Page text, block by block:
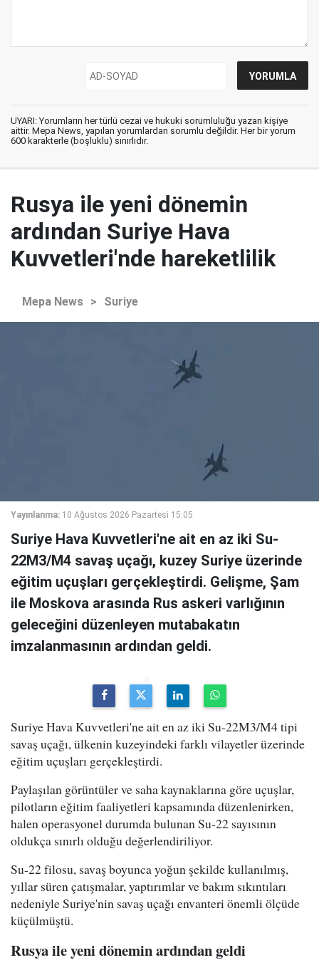
UYARI: Yorumların her türlü cezai ve hukuki sorumluluğu yazan kişiye
aittir. Mepa News, yapılan yorumlardan sorumlu değildir. Her bir yorum
600 karakterle (boşluklu) sınırlıdır.
Rusya ile yeni dönemin
ardından Suriye Hava
Kuvvetleri'nde hareketlilik
Mepa News > Suriye
Yayınlanma: 10 Ağustos 2026 Pazartesi 15:05
Suriye Hava Kuvvetleri'ne ait en az iki Su-
22M3/M4 savaş uçağı, kuzey Suriye üzerinde
eğitim uçuşları gerçekleştirdi. Gelişme, Şam
ile Moskova arasında Rus askeri varlığının
geleceğini düzenleyen mutabakatın
imzalanmasının ardından geldi.
Suriye Hava Kuvvetleri'ne ait en az iki Su-22M3/M4 tipi
savaş uçağı, ülkenin kuzeyindeki farklı vilayetler üzerinde
eğitim uçuşları gerçekleştirdi.
Paylaşılan görüntüler ve saha kaynaklarına göre uçuşlar,
pilotların eğitim faaliyetleri kapsamında düzenlenirken,
halen operasyonel durumda bulunan Su-22 sayısının
oldukça sınırlı olduğu değerlendiriliyor.
Su-22 filosu, savaş boyunca yoğun şekilde kullanılmış,
yıllar süren çatışmalar, yaptırımlar ve bakım sıkıntıları
nedeniyle Suriye'nin savaş uçağı envanteri önemli ölçüde
küçülmüştü.
Rusya ile yeni dönemin ardından geldi